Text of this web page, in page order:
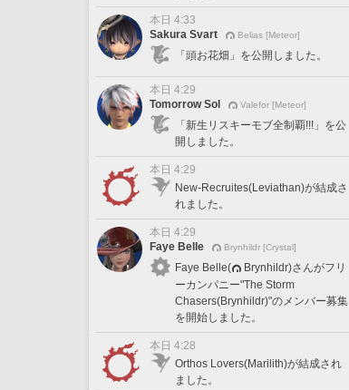
本日 4:33
Sakura Svart
Belias [Meteor]
「頭お花畑」を公開しました。
本日 4:29
Tomorrow Sol
Valefor [Meteor]
「新生リスキーモブ全制覇!!!」を公
開しました。
本日 4:29
New-Recruites(Leviathan)が結成さ
れました。
本日 4:29
Faye Belle
Brynhildr [Crystal]
Faye Belle(
Brynhildr)さんがフリ
ーカンパニー"The Storm
Chasers(Brynhildr)"のメンバー募集
を開始しました。
本日 4:28
Orthos Lovers(Marilith)が結成され
ました。